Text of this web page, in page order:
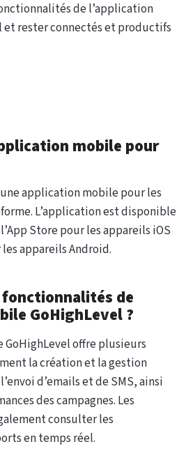
de l’application
et rester connectés et productifs
mobile pour
application mobile pour les
L’application est disponible
Store pour les appareils iOS
appareils Android.
de
GoHighLevel ?
GoHighLevel offre plusieurs
la création et la gestion
d’emails et de SMS, ainsi
des campagnes. Les
consulter les
en temps réel.